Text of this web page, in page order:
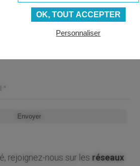
pour recevoir toutes les
rejoignez-nous sur les réseaux
OK, TOUT ACCEPTER
Personnaliser